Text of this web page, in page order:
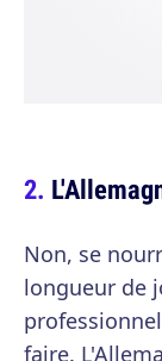
Non, se
longueur de
faire.